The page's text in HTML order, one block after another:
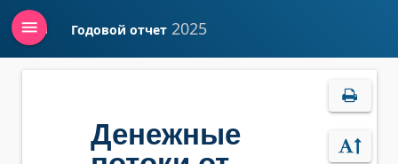
Войти Годовой отчет 2025
menu
Денежные